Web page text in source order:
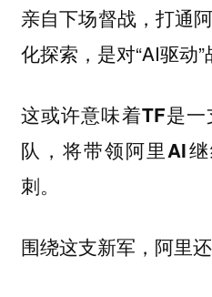
亲自下场督战，打通
化探索，是对“AI驱动”
这或许意味着TF是
队，将带领阿里AI
刺。
围绕这支新军，阿里